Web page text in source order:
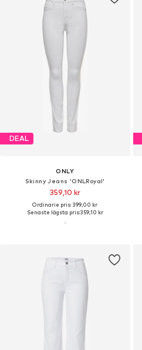
DEAL
ONLY
Skinny Jeans 'ONLRoyal'
359,10 kr
Ordinarie pris: 399,00 kr
Senaste lägsta pris:359,10 kr